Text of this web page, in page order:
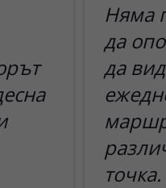
Няма
да
да
точка.